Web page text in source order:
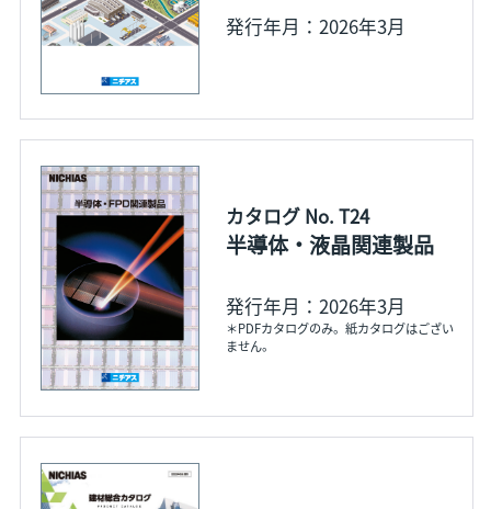
発行年月：2026年3月
カタログ No. T24
半導体・液晶関連製品
発行年月：2026年3月
＊PDFカタログのみ。紙カタログはござい
ません。